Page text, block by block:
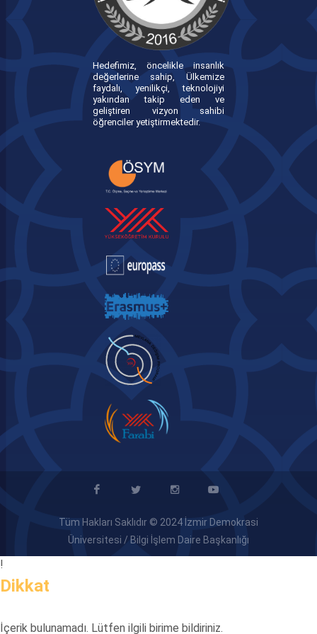
Hedefimiz, öncelikle insanlık
değerlerine sahip, Ülkemize
faydalı, yenilikçi, teknolojiyi
yakından takip eden ve
geliştiren vizyon sahibi
öğrenciler yetiştirmektedir.
Tüm Hakları Saklıdır © 2024 İzmir Demokrasi
Üniversitesi / Bilgi İşlem Daire Başkanlığı
!
Dikkat
İçerik bulunamadı. Lütfen ilgili birime bildiriniz.